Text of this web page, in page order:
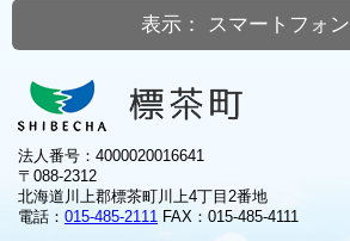
表示： スマートフォン
法人番号：4000020016641
〒088-2312
北海道川上郡標茶町川上4丁目2番地
電話： 015-485-2111 FAX：015-485-4111